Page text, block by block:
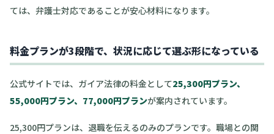
ては、弁護士対応であることが安心材料になります。
料金プランが3段階で、状況に応じて選ぶ形になっている
公式サイトでは、ガイア法律の料金として25,300円プラン、
55,000円プラン、77,000円プランが案内されています。
25,300円プランは、退職を伝えるのみのプランです。職場との関